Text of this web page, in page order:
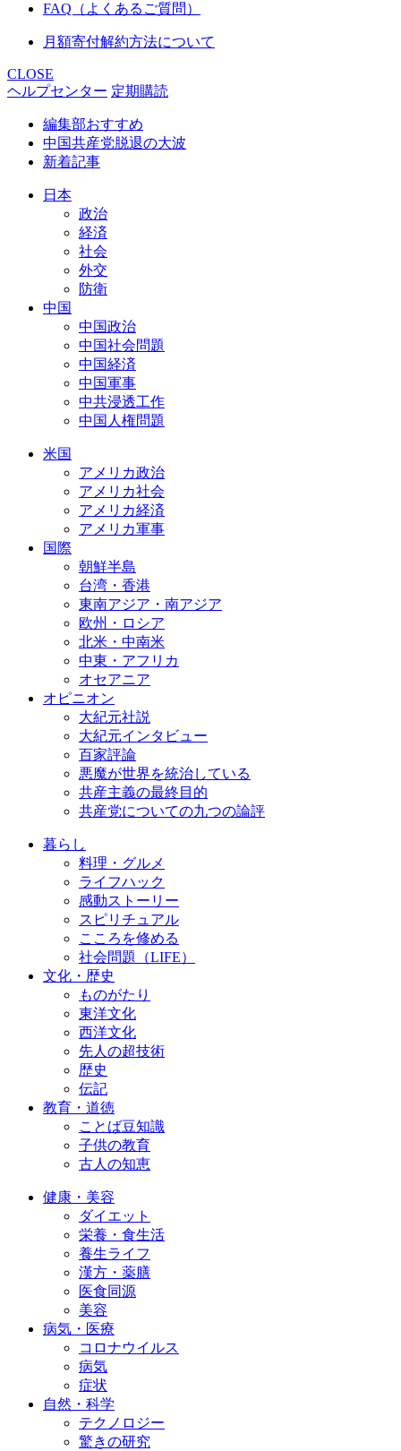
FAQ（よくあるご質問）
月額寄付解約方法について
CLOSE
ヘルプセンター 定期購読
編集部おすすめ
中国共産党脱退の大波
新着記事
日本
政治
経済
社会
外交
防衛
中国
中国政治
中国社会問題
中国経済
中国軍事
中共浸透工作
中国人権問題
米国
アメリカ政治
アメリカ社会
アメリカ経済
アメリカ軍事
国際
朝鮮半島
台湾・香港
東南アジア・南アジア
欧州・ロシア
北米・中南米
中東・アフリカ
オセアニア
オピニオン
大紀元社説
大紀元インタビュー
百家評論
悪魔が世界を統治している
共産主義の最終目的
共産党についての九つの論評
暮らし
料理・グルメ
ライフハック
感動ストーリー
スピリチュアル
こころを修める
社会問題（LIFE）
文化・歴史
ものがたり
東洋文化
西洋文化
先人の超技術
歴史
伝記
教育・道徳
ことば豆知識
子供の教育
古人の知恵
健康・美容
ダイエット
栄養・食生活
養生ライフ
漢方・薬膳
医食同源
美容
病気・医療
コロナウイルス
病気
症状
自然・科学
テクノロジー
驚きの研究